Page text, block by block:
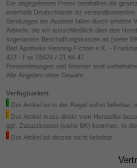
Die angegebenen Preise beinhalten die
innerhalb Deutschlands ist
Sendungen ins Ausland fallen durch erhöhte
Artikeln, die wir ausschließlich über den
sogenannte Beschaffungskosten an (siehe
Bad Apotheke Henning Fichter e.K. -
422 - Fax 05424 / 21 64 47
Preisänderungen und Irrtümer sind
Alle Angaben ohne Gewähr.
Verfügbarkeit:
Der Artikel ist in der Regel sofort lieferbar,
Der Artikel muss direkt vom Hersteller
ggf. Zusatzkosten (siehe BK) kommen. In
Der Artikel ist derzeit nicht lieferbar.